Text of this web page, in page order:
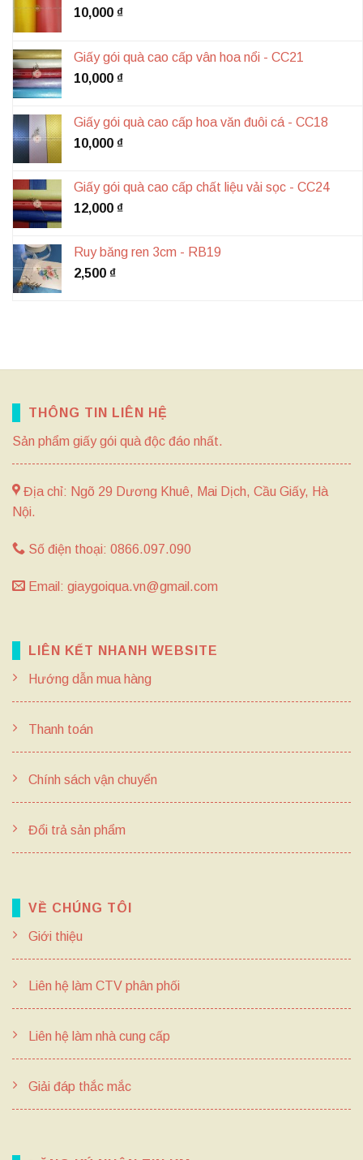
10,000 ₫
Giấy gói quà cao cấp vân hoa nổi - CC21
10,000 ₫
Giấy gói quà cao cấp hoa văn đuôi cá - CC18
10,000 ₫
Giấy gói quà cao cấp chất liệu vải sọc - CC24
12,000 ₫
Ruy băng ren 3cm - RB19
2,500 ₫
THÔNG TIN LIÊN HỆ
Sản phẩm giấy gói quà độc đáo nhất.
Địa chỉ: Ngõ 29 Dương Khuê, Mai Dịch, Cầu Giấy, Hà
Nội.
Số điện thoại: 0866.097.090
Email: giaygoiqua.vn@gmail.com
LIÊN KẾT NHANH WEBSITE
Hướng dẫn mua hàng
Thanh toán
Chính sách vận chuyển
Đổi trả sản phẩm
VỀ CHÚNG TÔI
Giới thiệu
Liên hệ làm CTV phân phối
Liên hệ làm nhà cung cấp
Giải đáp thắc mắc